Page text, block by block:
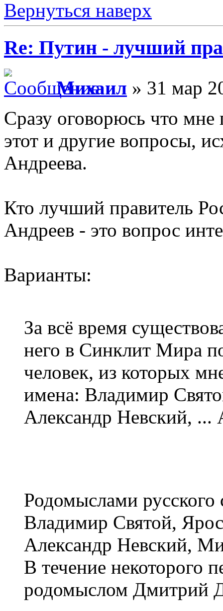
Вернуться наверх
Re: Путин - лучший
Михаил » 31 мар
Сразу оговорюсь что мне
этот и другие вопросы,
Андреева.
Кто лучший правитель
Андреев - это вопрос
Варианты:
За всё время
него в Синклит Мира
человек, из которых
имена: Владимир
Александр Невский, ...
Родомыслами русского
Владимир Святой,
Александр Невский,
В течение некоторого
родомыслом Дмитрий